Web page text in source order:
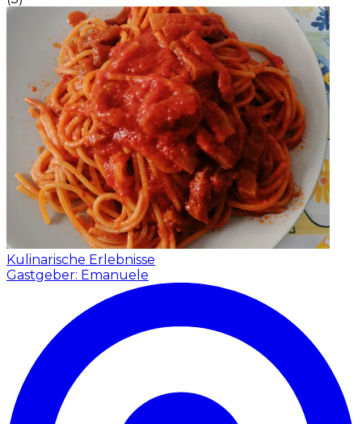
Kulinarische Erlebnisse
Gastgeber: Emanuele